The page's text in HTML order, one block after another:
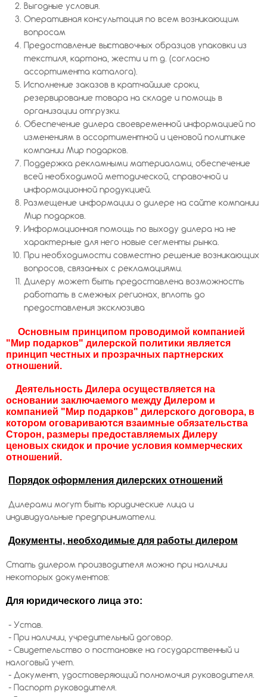
Выгодные условия.
Оперативная консультация по всем возникающим
вопросам
Предоставление выставочных образцов упаковки из
текстиля, картона, жести и т д. (согласно
ассортимента каталога).
Исполнение заказов в кратчайшие сроки,
резервирование товара на складе и помощь в
организации отгрузки.
Обеспечение дилера своевременной информацией по
изменениям в ассортиментной и ценовой политике
компании Мир подарков.
Поддержка рекламными материалами, обеспечение
всей необходимой методической, справочной и
информационной продукцией.
Размещение информации о дилере на сайте компании
Мир подарков.
Информационная помощь по выходу дилера на не
характерные для него новые сегменты рынка.
При необходимости совместно решение возникающих
вопросов, связанных с рекламациями.
Дилеру может быть предоставлена возможность
работать в смежных регионах, вплоть до
предоставления эксклюзива
Основным принципом проводимой компанией
"Мир подарков" дилерской политики является
принцип честных и прозрачных партнерских
отношений.
Деятельность Дилера осуществляется на
основании заключаемого между Дилером и
компанией "Мир подарков" дилерского договора, в
котором оговариваются взаимные обязательства
Сторон, размеры предоставляемых Дилеру
ценовых скидок и прочие условия коммерческих
отношений.
Порядок оформления дилерских отношений
Дилерами могут быть юридические лица и
индивидуальные предприниматели.
Документы, необходимые для работы дилером
Стать дилером производителя можно при наличии
некоторых документов:
Для юридического лица это:
- Устав.
- При наличии, учредительный договор.
- Свидетельство о постановке на государственный и
налоговый учет.
- Документ, удостоверяющий полномочия руководителя.
- Паспорт руководителя.